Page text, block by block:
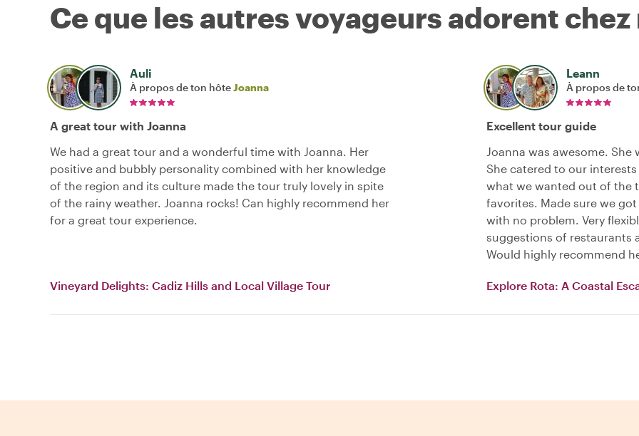
Ce que les autres voyageurs adorent
Auli
À propos de ton hôteJoanna
A great tour with Joanna
We had a great tour and a wonderful time with Joanna. Her
positive and bubbly personality combined with her knowledge
of the region and its culture made the tour truly lovely in spite
of the rainy weather. Joanna rocks! Can highly recommend her
for a great tour experience.
Vineyard Delights: Cadiz Hills and Local Village Tour
Leann
À propos de
Excellent tour guide
Joanna was awesome.
She catered to our
what we wanted out of the
favorites. Made sure we
with no problem. Very
suggestions of restaurants
Would highly recommend
Explore Rota: A Coastal